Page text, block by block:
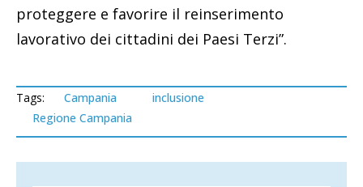
proteggere e favorire il reinserimento
lavorativo dei cittadini dei Paesi Terzi”.
Tags: Campania
inclusione
Regione Campania